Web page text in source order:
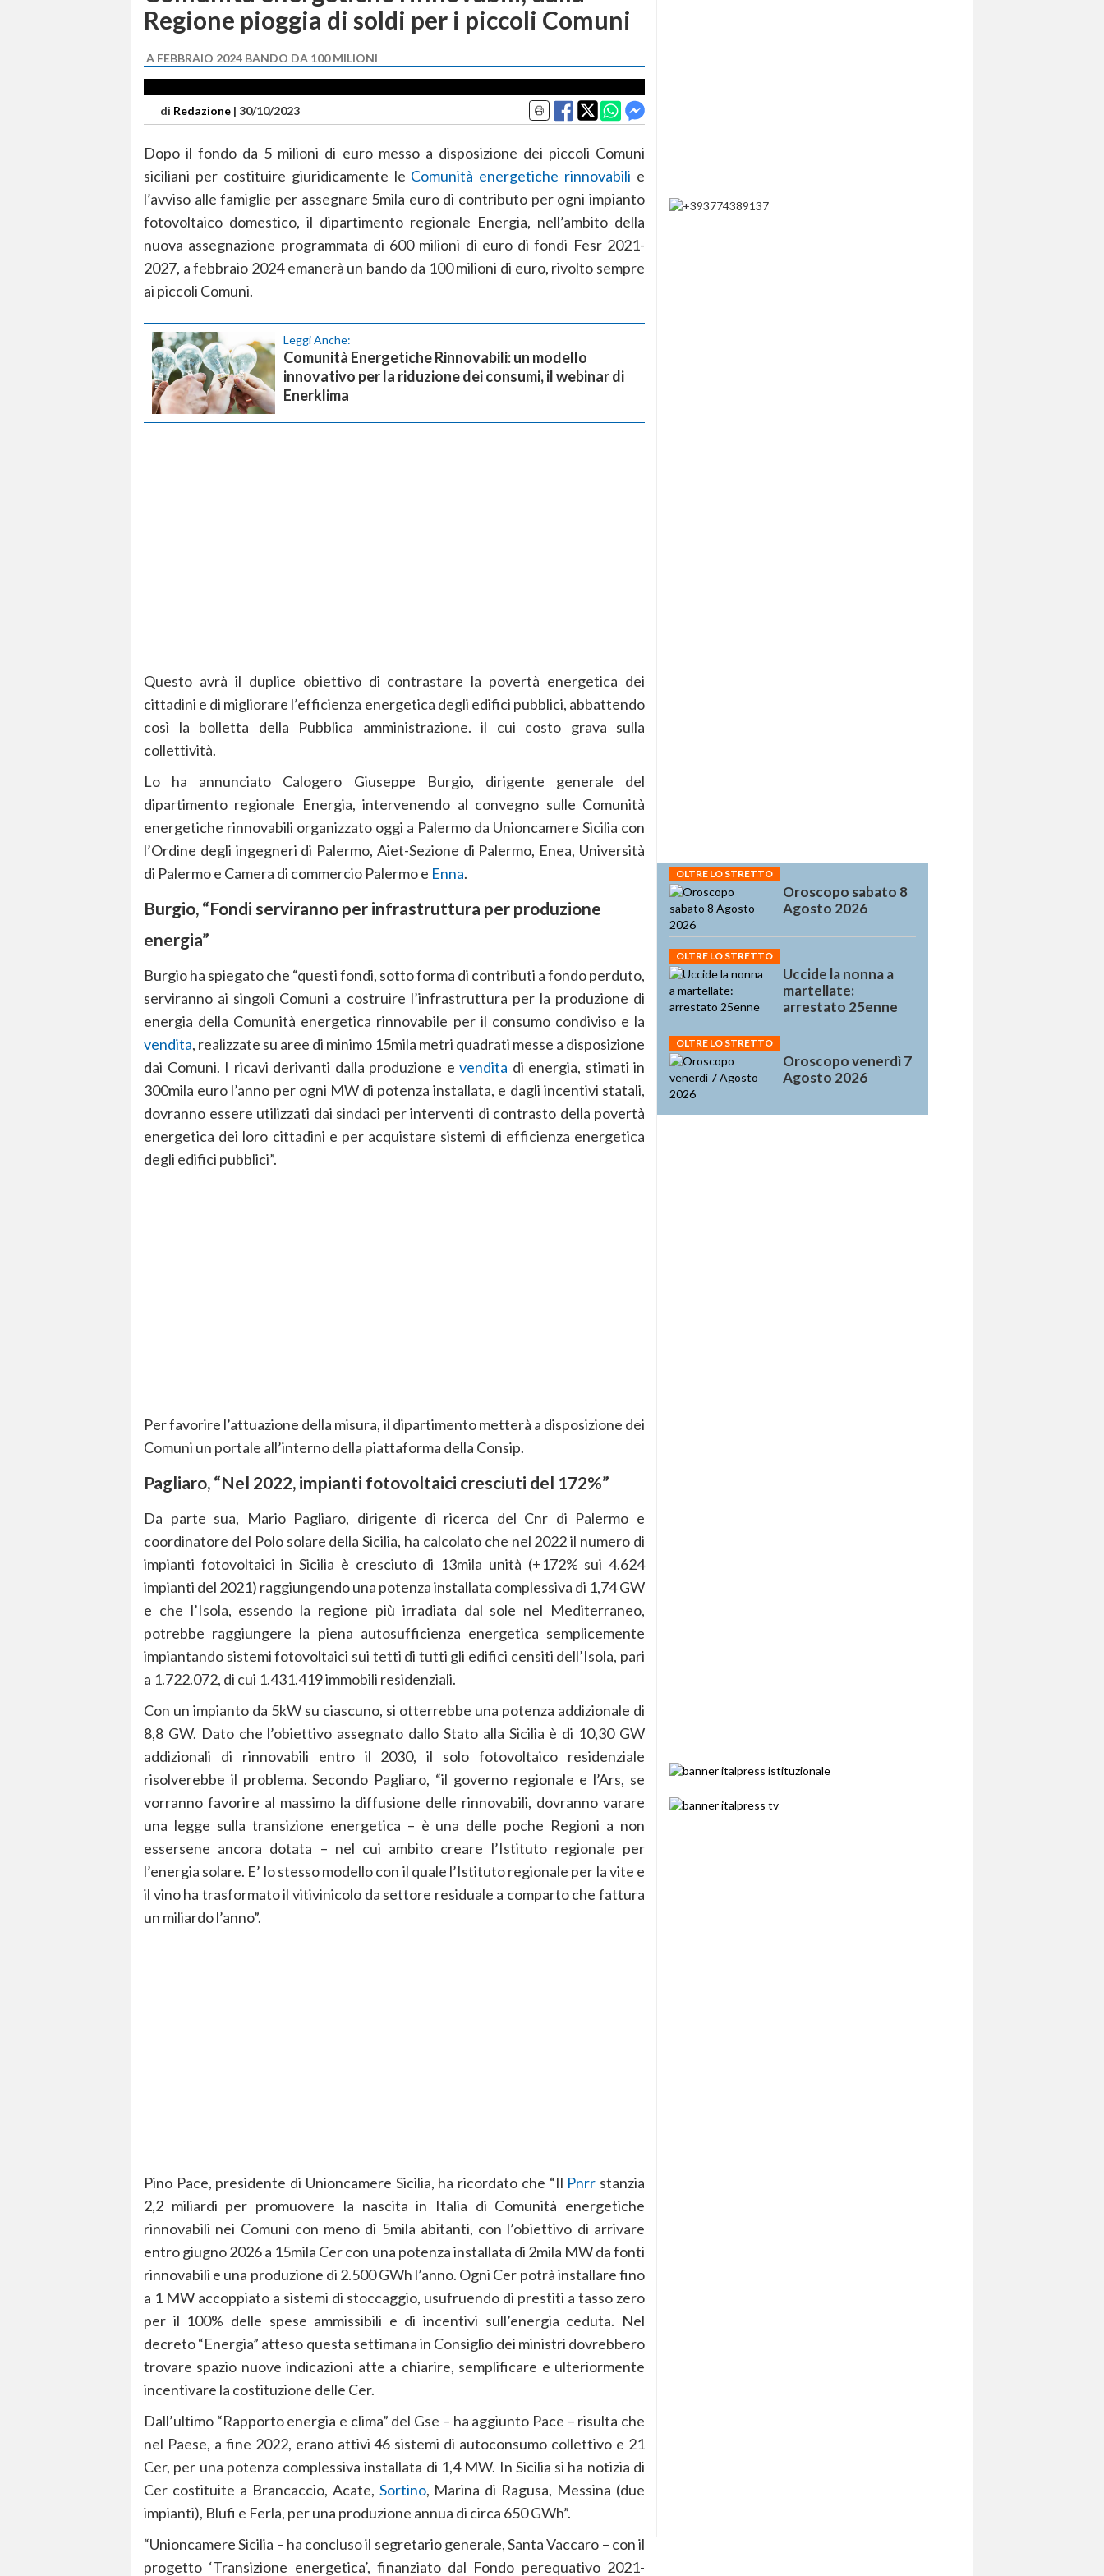
Regione pioggia di soldi per i piccoli Comuni
A FEBBRAIO 2024 BANDO DA 100 MILIONI
di Redazione | 30/10/2023
Dopo il fondo da 5 milioni di euro messo a disposizione dei piccoli Comuni
siciliani per costituire giuridicamente le Comunità energetiche rinnovabili e
l’avviso alle famiglie per assegnare 5mila euro di contributo per ogni impianto
fotovoltaico domestico, il dipartimento regionale Energia, nell’ambito della
nuova assegnazione programmata di 600 milioni di euro di fondi Fesr 2021-
2027, a febbraio 2024 emanerà un bando da 100 milioni di euro, rivolto sempre
ai piccoli Comuni.
Leggi Anche:
Comunità Energetiche Rinnovabili: un modello
innovativo per la riduzione dei consumi, il webinar di
Enerklima
Questo avrà il duplice obiettivo di contrastare la povertà energetica dei
cittadini e di migliorare l’efficienza energetica degli edifici pubblici, abbattendo
così la bolletta della Pubblica amministrazione. il cui costo grava sulla
collettività.
Lo ha annunciato Calogero Giuseppe Burgio, dirigente generale del
dipartimento regionale Energia, intervenendo al convegno sulle Comunità
energetiche rinnovabili organizzato oggi a Palermo da Unioncamere Sicilia con
l’Ordine degli ingegneri di Palermo, Aiet-Sezione di Palermo, Enea, Università
di Palermo e Camera di commercio Palermo e Enna.
Burgio, “Fondi serviranno per infrastruttura per produzione
energia”
Burgio ha spiegato che “questi fondi, sotto forma di contributi a fondo perduto,
serviranno ai singoli Comuni a costruire l’infrastruttura per la produzione di
energia della Comunità energetica rinnovabile per il consumo condiviso e la
vendita, realizzate su aree di minimo 15mila metri quadrati messe a disposizione
dai Comuni. I ricavi derivanti dalla produzione e vendita di energia, stimati in
300mila euro l’anno per ogni MW di potenza installata, e dagli incentivi statali,
dovranno essere utilizzati dai sindaci per interventi di contrasto della povertà
energetica dei loro cittadini e per acquistare sistemi di efficienza energetica
degli edifici pubblici”.
Per favorire l’attuazione della misura, il dipartimento metterà a disposizione dei
Comuni un portale all’interno della piattaforma della Consip.
Pagliaro, “Nel 2022, impianti fotovoltaici cresciuti del 172%”
Da parte sua, Mario Pagliaro, dirigente di ricerca del Cnr di Palermo e
coordinatore del Polo solare della Sicilia, ha calcolato che nel 2022 il numero di
impianti fotovoltaici in Sicilia è cresciuto di 13mila unità (+172% sui 4.624
impianti del 2021) raggiungendo una potenza installata complessiva di 1,74 GW
e che l’Isola, essendo la regione più irradiata dal sole nel Mediterraneo,
potrebbe raggiungere la piena autosufficienza energetica semplicemente
impiantando sistemi fotovoltaici sui tetti di tutti gli edifici censiti dell’Isola, pari
a 1.722.072, di cui 1.431.419 immobili residenziali.
Con un impianto da 5kW su ciascuno, si otterrebbe una potenza addizionale di
8,8 GW. Dato che l’obiettivo assegnato dallo Stato alla Sicilia è di 10,30 GW
addizionali di rinnovabili entro il 2030, il solo fotovoltaico residenziale
risolverebbe il problema. Secondo Pagliaro, “il governo regionale e l’Ars, se
vorranno favorire al massimo la diffusione delle rinnovabili, dovranno varare
una legge sulla transizione energetica – è una delle poche Regioni a non
essersene ancora dotata – nel cui ambito creare l’Istituto regionale per
l’energia solare. E’ lo stesso modello con il quale l’Istituto regionale per la vite e
il vino ha trasformato il vitivinicolo da settore residuale a comparto che fattura
un miliardo l’anno”.
Pino Pace, presidente di Unioncamere Sicilia, ha ricordato che “Il Pnrr stanzia
2,2 miliardi per promuovere la nascita in Italia di Comunità energetiche
rinnovabili nei Comuni con meno di 5mila abitanti, con l’obiettivo di arrivare
entro giugno 2026 a 15mila Cer con una potenza installata di 2mila MW da fonti
rinnovabili e una produzione di 2.500 GWh l’anno. Ogni Cer potrà installare fino
a 1 MW accoppiato a sistemi di stoccaggio, usufruendo di prestiti a tasso zero
per il 100% delle spese ammissibili e di incentivi sull’energia ceduta. Nel
decreto “Energia” atteso questa settimana in Consiglio dei ministri dovrebbero
trovare spazio nuove indicazioni atte a chiarire, semplificare e ulteriormente
incentivare la costituzione delle Cer.
Dall’ultimo “Rapporto energia e clima” del Gse – ha aggiunto Pace – risulta che
nel Paese, a fine 2022, erano attivi 46 sistemi di autoconsumo collettivo e 21
Cer, per una potenza complessiva installata di 1,4 MW. In Sicilia si ha notizia di
Cer costituite a Brancaccio, Acate, Sortino, Marina di Ragusa, Messina (due
impianti), Blufi e Ferla, per una produzione annua di circa 650 GWh”.
“Unioncamere Sicilia – ha concluso il segretario generale, Santa Vaccaro – con il
progetto ‘Transizione energetica’, finanziato dal Fondo perequativo 2021-
OLTRE LO STRETTO
Oroscopo sabato 8
Agosto 2026
OLTRE LO STRETTO
Uccide la nonna a
martellate:
arrestato 25enne
OLTRE LO STRETTO
Oroscopo venerdì 7
Agosto 2026